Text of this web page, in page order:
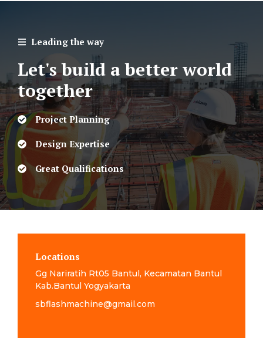
Leading the way
Let's build a better world
together
Project Planning
Design Expertise
Great Qualifications
Locations
Gg Nariratih Rt05 Bantul, Kecamatan Bantul
Kab.Bantul Yogyakarta
sbflashmachine@gmail.com